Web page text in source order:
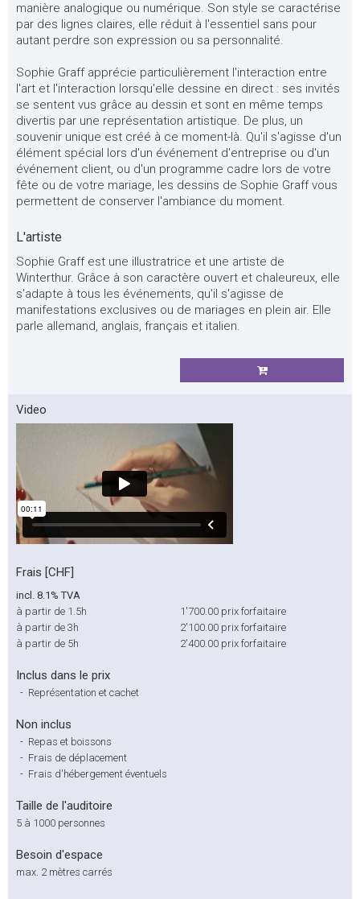
manière analogique ou numérique. Son style se caractérise
par des lignes claires, elle réduit à l'essentiel sans pour
autant perdre son expression ou sa personnalité.
Sophie Graff apprécie particulièrement l'interaction entre
l'art et l'interaction lorsqu'elle dessine en direct : ses invités
se sentent vus grâce au dessin et sont en même temps
divertis par une représentation artistique. De plus, un
souvenir unique est créé à ce moment-là. Qu'il s'agisse d'un
élément spécial lors d'un événement d'entreprise ou d'un
événement client, ou d'un programme cadre lors de votre
fête ou de votre mariage, les dessins de Sophie Graff vous
permettent de conserver l'ambiance du moment.
L'artiste
Sophie Graff est une illustratrice et une artiste de
Winterthur. Grâce à son caractère ouvert et chaleureux, elle
s'adapte à tous les événements, qu'il s'agisse de
manifestations exclusives ou de mariages en plein air. Elle
parle allemand, anglais, français et italien.
Video
Frais [CHF]
incl. 8.1% TVA
à partir de 1.5h
1'700.00 prix forfaitaire
à partir de 3h
2'100.00 prix forfaitaire
à partir de 5h
2'400.00 prix forfaitaire
Inclus dans le prix
- Représentation et cachet
Non inclus
- Repas et boissons
- Frais de déplacement
- Frais d'hébergement éventuels
Taille de l'auditoire
5 à 1000 personnes
Besoin d'espace
max. 2 mètres carrés